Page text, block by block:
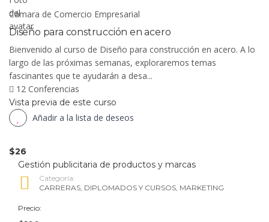
Cámara de Comercio Empresarial
Diseño para construcción en acero
Bienvenido al curso de Diseño para construcción en acero. A lo
largo de las próximas semanas, exploraremos temas
fascinantes que te ayudarán a desa...
12 Conferencias
Vista previa de este curso
Añadir a la lista de deseos
$26
Gestión publicitaria de productos y marcas
Categoría:
CARRERAS, DIPLOMADOS Y CURSOS, MARKETING
Precio: